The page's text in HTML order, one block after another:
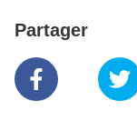
Partager